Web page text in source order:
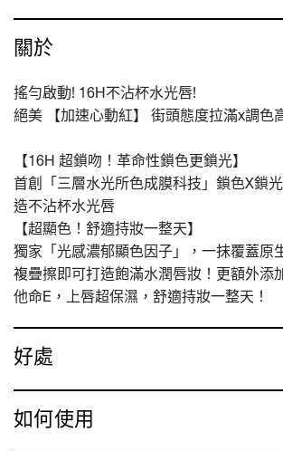
關於
搖勻啟動! 16H不沾杯水光唇!
絕美 【加速心動紅】 街頭態度拉滿x調色
【16H 超鎖吻！革命性鎖色更鎖光】
首創「三層水光所色成膜科技」鎖色X鎖
造不沾杯水光唇
【超顯色！舒適持妝一整天】
獨家「光感濃郁顯色因子」，一抹覆蓋原
複疊擦即可打造飽滿水潤唇妝！更額外添
他命E，上唇超保濕，舒適持妝一整天！
好處
如何使用